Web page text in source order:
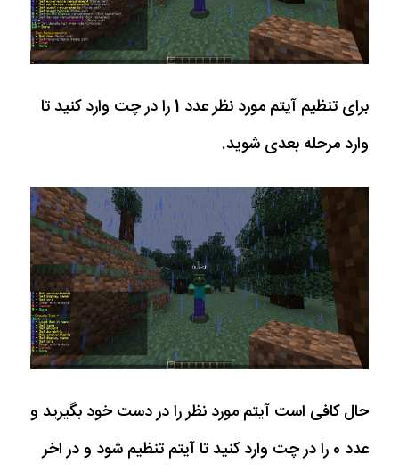
برای تنظیم آیتم مورد نظر عدد 1 را در چت وارد کنید تا
وارد مرحله بعدی شوید.
حال کافی است آیتم مورد نظر را در دست خود بگیرید و
عدد 0 را در چت وارد کنید تا آیتم تنظیم شود و در اخر